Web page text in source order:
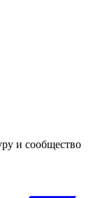
и сообщество